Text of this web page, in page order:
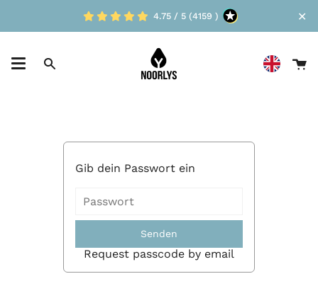
content
4.75 / 5 (4159 ) ✕
Suche
Gib dein Passwort ein
Senden
Request passcode by email